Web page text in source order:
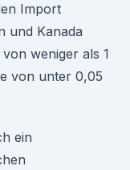
Import
und Kanada
weniger als 1
von unter 0,05
ein